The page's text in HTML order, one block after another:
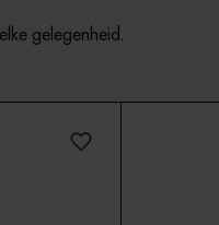
gelegenheid.